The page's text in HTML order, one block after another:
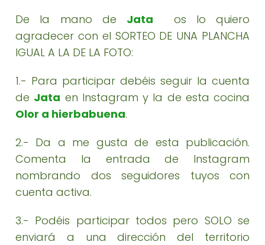
De la mano de Jata os lo quiero
agradecer con el SORTEO DE UNA PLANCHA
IGUAL A LA DE LA FOTO:
1.- Para participar debéis seguir la cuenta
de Jata en Instagram y la de esta cocina
Olor a hierbabuena.
2.- Da a me gusta de esta publicación.
Comenta la entrada de Instagram
nombrando dos seguidores tuyos con
cuenta activa.
3.- Podéis participar todos pero SOLO se
enviará a una dirección del territorio